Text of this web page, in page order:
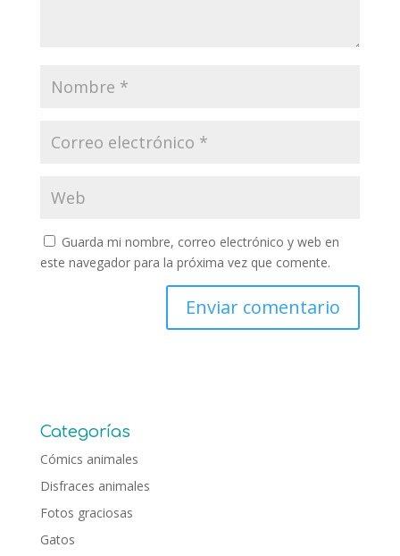
Guarda mi nombre, correo electrónico y web en
este navegador para la próxima vez que comente.
Categorías
Cómics animales
Disfraces animales
Fotos graciosas
Gatos